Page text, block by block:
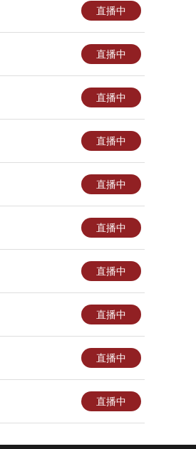
直播中
直播中
直播中
直播中
直播中
直播中
直播中
直播中
直播中
直播中